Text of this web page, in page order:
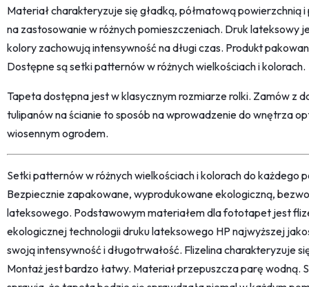
Materiał charakteryzuje się gładką, półmatową powierzchnią
na zastosowanie w różnych pomieszczeniach. Druk lateksowy
kolory zachowują intensywność na długi czas. Produkt
Dostępne są setki patternów w różnych wielkościach i kolorach.
Tapeta dostępna jest w klasycznym rozmiarze rolki. Zamów z
tulipanów na ścianie to sposób na wprowadzenie do wnętrza
wiosennym ogrodem.
Setki patternów w różnych wielkościach i kolorach do każdego
Bezpiecznie zapakowane, wyprodukowane ekologiczną,
lateksowego. Podstawowym materiałem dla fototapet jest
ekologicznej technologii druku lateksowego HP najwyższej
swoją intensywność i długotrwałość. Flizelina charakteryzuje
Montaż jest bardzo łatwy. Materiał przepuszcza parę wodną.